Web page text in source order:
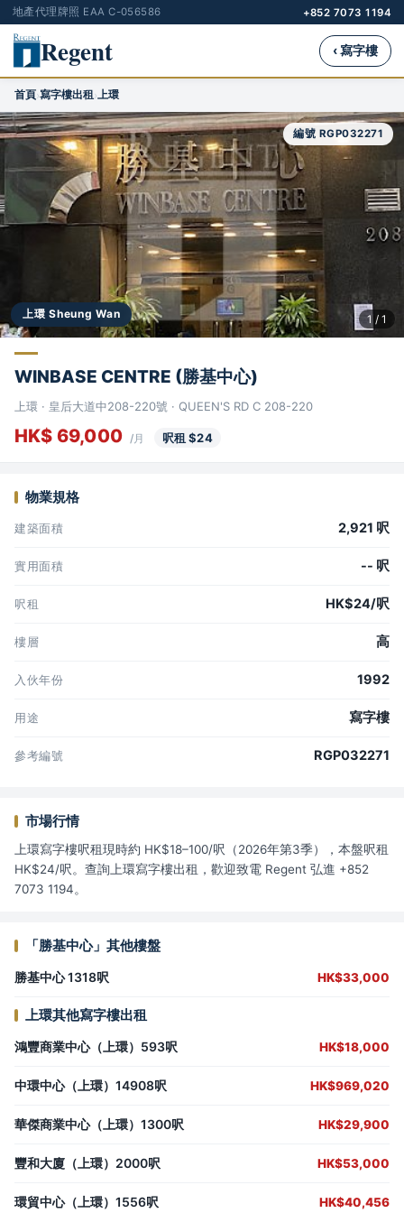
地產代理牌照 EAA C-056586 +852 7073 1194
Regent ‹ 寫字樓
首頁›寫字樓出租›上環
上環 Sheung Wan
編號 RGP032271
1 / 1
WINBASE CENTRE (勝基中心)
上環 · 皇后大道中208-220號 · QUEEN'S RD C 208-220
HK$ 69,000 /月 呎租 $24
物業規格
建築面積 2,921 呎
實用面積 -- 呎
呎租 HK$24/呎
樓層 高
入伙年份 1992
用途 寫字樓
參考編號 RGP032271
市場行情
上環寫字樓呎租現時約 HK$18–100/呎（2026年第3季），本盤呎租
HK$24/呎。查詢上環寫字樓出租，歡迎致電 Regent 弘進 +852
7073 1194。
「勝基中心」其他樓盤
勝基中心 1318呎 HK$33,000
上環其他寫字樓出租
鴻豐商業中心（上環）593呎 HK$18,000
中環中心（上環）14908呎 HK$969,020
華傑商業中心（上環）1300呎 HK$29,900
豐和大廈（上環）2000呎 HK$53,000
環貿中心（上環）1556呎 HK$40,456